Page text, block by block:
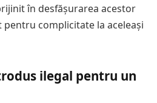
în desfășurarea acestor
complicitate la aceleași
ilegal pentru un